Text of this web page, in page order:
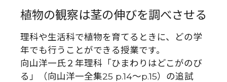
植物の観察は茎の伸びを調べさせる
理科や生活科で植物を育てるときに、どの学
年でも行うことができる授業です。
向山洋一氏２年理科「ひまわりはどこがのび
る」（向山洋一全集25 p.14～p.15）の追試